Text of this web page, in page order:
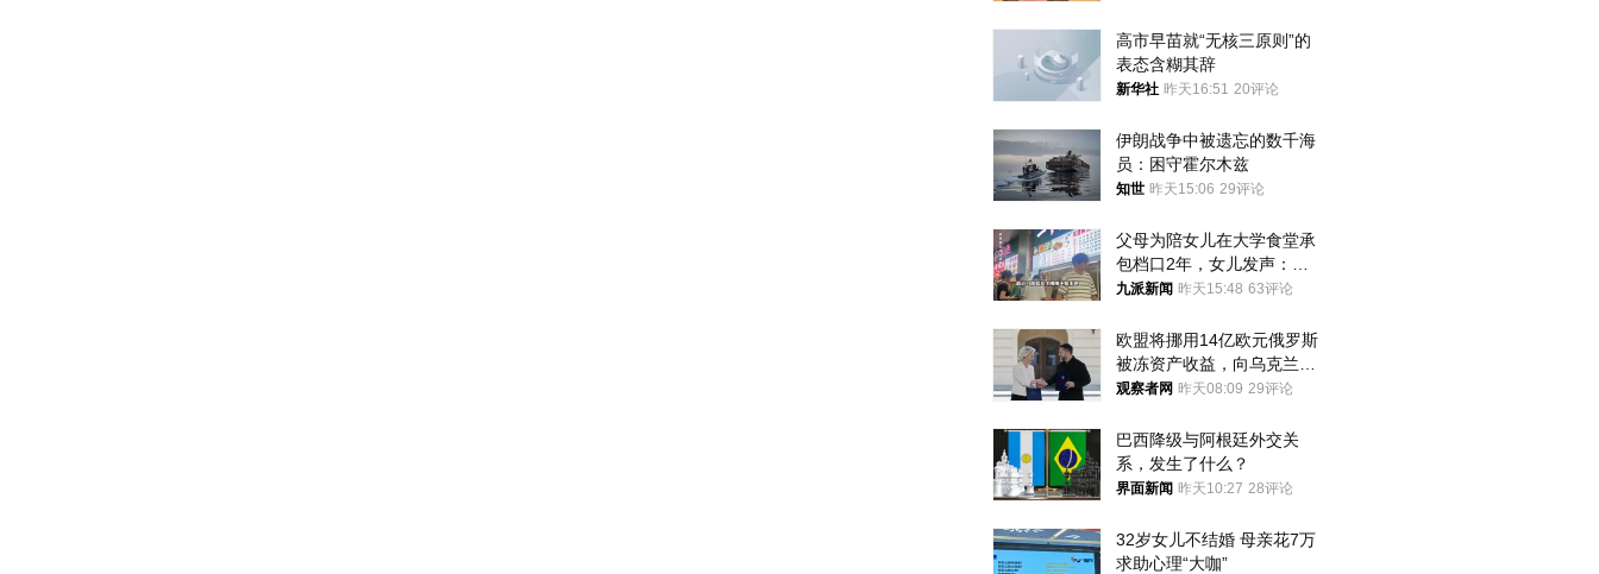
高市早苗就“无核三原则”的
表态含糊其辞
新华社 昨天16:51 20评论
伊朗战争中被遗忘的数千海
员：困守霍尔木兹
知世 昨天15:06 29评论
父母为陪女儿在大学食堂承
包档口2年，女儿发声：初
衷是为了陪伴，毕业后将不
九派新闻 昨天15:48 63评论
欧盟将挪用14亿欧元俄罗斯
被冻资产收益，向乌克兰提
供援助
观察者网 昨天08:09 29评论
巴西降级与阿根廷外交关
系，发生了什么？
界面新闻 昨天10:27 28评论
32岁女儿不结婚 母亲花7万
求助心理“大咖”